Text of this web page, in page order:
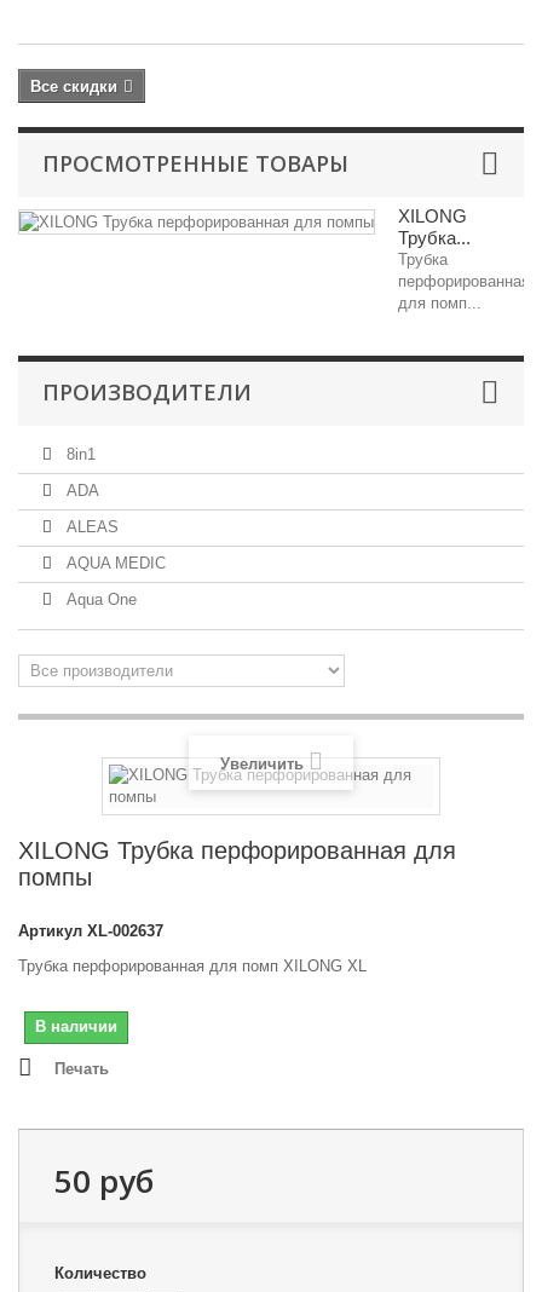
Все скидки
ПРОСМОТРЕННЫЕ ТОВАРЫ
XILONG
Трубка...
Трубка
перфорированная
для помп...
ПРОИЗВОДИТЕЛИ
8in1
ADA
ALEAS
AQUA MEDIC
Aqua One
Увеличить
XILONG Трубка перфорированная для
помпы
Артикул XL-002637
Трубка перфорированная для помп XILONG XL
В наличии
Печать
50 руб
Количество